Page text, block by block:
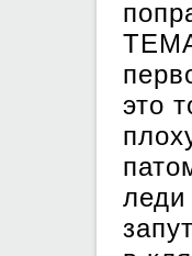
это
леди